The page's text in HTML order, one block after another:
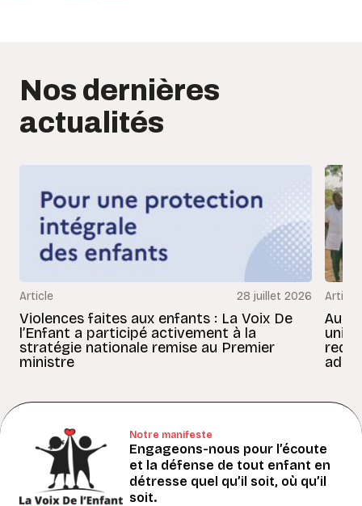
Nos dernières
actualités
Article 28 juillet 2026
Violences faites aux enfants : La Voix De
l’Enfant a participé activement à la
stratégie nationale remise au Premier
ministre
Article
Au
Notre manifeste
Engageons-nous pour l’écoute
et la défense de tout enfant en
détresse quel qu’il soit, où qu’il
soit.